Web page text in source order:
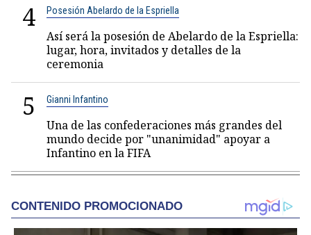
4 Posesión Abelardo de la Espriella
Así será la posesión de Abelardo de la Espriella:
lugar, hora, invitados y detalles de la
ceremonia
5 Gianni Infantino
Una de las confederaciones más grandes del
mundo decide por "unanimidad" apoyar a
Infantino en la FIFA